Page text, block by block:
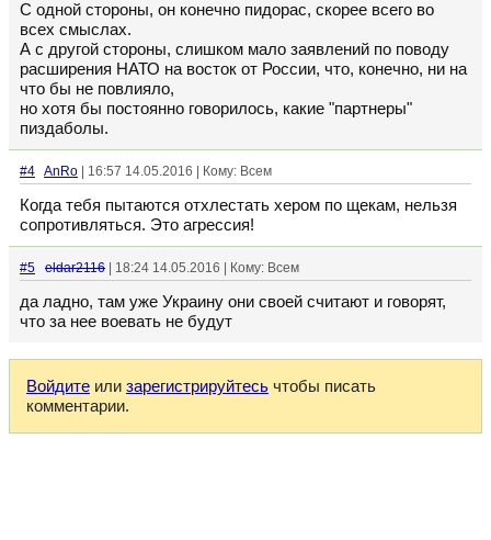
С одной стороны, он конечно пидорас, скорее всего во
всех смыслах.
А с другой стороны, слишком мало заявлений по поводу
расширения НАТО на восток от России, что, конечно, ни на
что бы не повлияло,
но хотя бы постоянно говорилось, какие "партнеры"
пиздаболы.
#4 AnRo | 16:57 14.05.2016 | Кому: Всем
Когда тебя пытаются отхлестать хером по щекам, нельзя
сопротивляться. Это агрессия!
#5 eldar2116 | 18:24 14.05.2016 | Кому: Всем
да ладно, там уже Украину они своей считают и говорят,
что за нее воевать не будут
Войдите или зарегистрируйтесь чтобы писать
комментарии.